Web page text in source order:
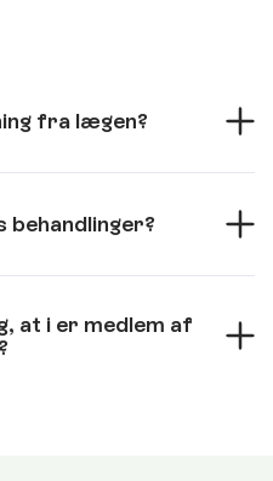
fra lægen?
behandlinger?
at i er medlem af